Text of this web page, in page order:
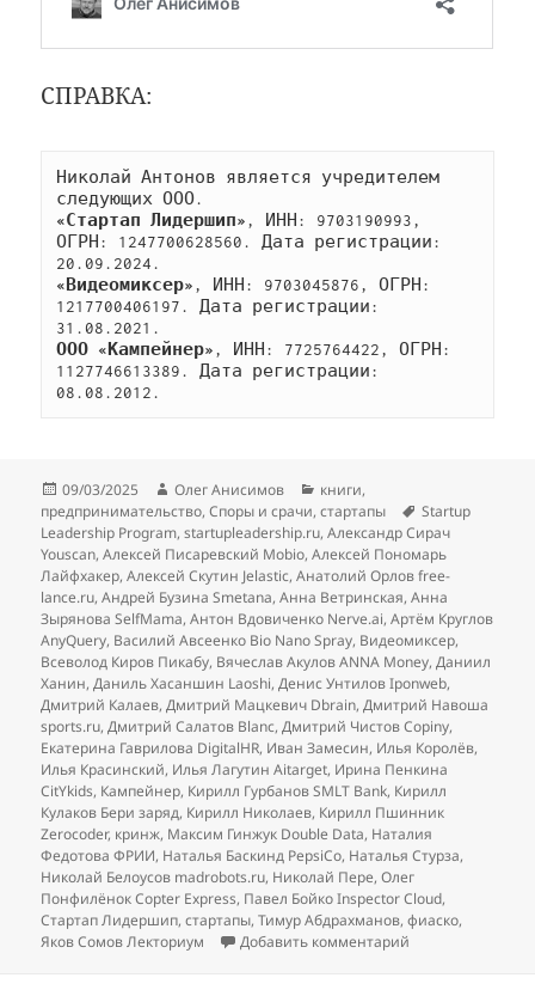
СПРАВКА:
Николай Антонов является учредителем
следующих ООО.
«Стартап Лидершип», ИНН: 9703190993,
ОГРН: 1247700628560. Дата регистрации:
20.09.2024.
«Видеомиксер», ИНН: 9703045876, ОГРН:
1217700406197. Дата регистрации:
31.08.2021.
ООО «Кампейнер», ИНН: 7725764422, ОГРН:
1127746613389. Дата регистрации:
08.08.2012.
Опубликовано
09/03/2025 Автор
Олег Анисимов Рубрики
книги,
предпринимательство,Споры и срачи,стартапы Метки
Startup
Leadership Program,startupleadership.ru,Александр Сирач
Youscan,Алексей Писаревский Mobio,Алексей Пономарь
Лайфхакер,Алексей Скутин Jelastic,Анатолий Орлов free-
lance.ru,Андрей Бузина Smetana,Анна Ветринская,Анна
Зырянова SelfMama,Антон Вдовиченко Nerve.ai,Артём Круглов
AnyQuery, Василий Авсеенко Bio Nano Spray, Видеомиксер,
Всеволод Киров Пикабу, Вячеслав Акулов ANNA Money,Даниил
Ханин,Даниль Хасаншин Laoshi,Денис Унтилов Iponweb,
Дмитрий Калаев,Дмитрий Мацкевич Dbrain,Дмитрий Навоша
sports.ru,Дмитрий Салатов Blanc,Дмитрий Чистов Copiny,
Екатерина Гаврилова DigitalHR, Иван Замесин, Илья Королёв,
Илья Красинский, Илья Лагутин Aitarget, Ирина Пенкина
CitYkids, Кампейнер, Кирилл Гурбанов SMLT Bank, Кирилл
Кулаков Бери заряд, Кирилл Николаев, Кирилл Пшинник
Zerocoder, кринж, Максим Гинжук Double Data, Наталия
Федотова ФРИИ, Наталья Баскинд PepsiCo, Наталья Стурза,
Николай Белоусов madrobots.ru, Николай Пере,Олег
Понфилёнок Copter Express, Павел Бойко Inspector Cloud,
Стартап Лидершип,стартапы,Тимур Абдрахманов,фиаско,
Яков Сомов Лекториум
Добавить комментарий